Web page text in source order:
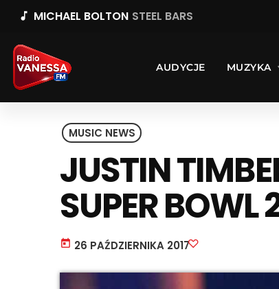
music_note MICHAEL BOLTON STEEL BARS
AUDYCJE MUZYKA
MUSIC NEWS
JUSTIN
SUPER BOWL
today 26 PAŹDZIERNIKA 2017